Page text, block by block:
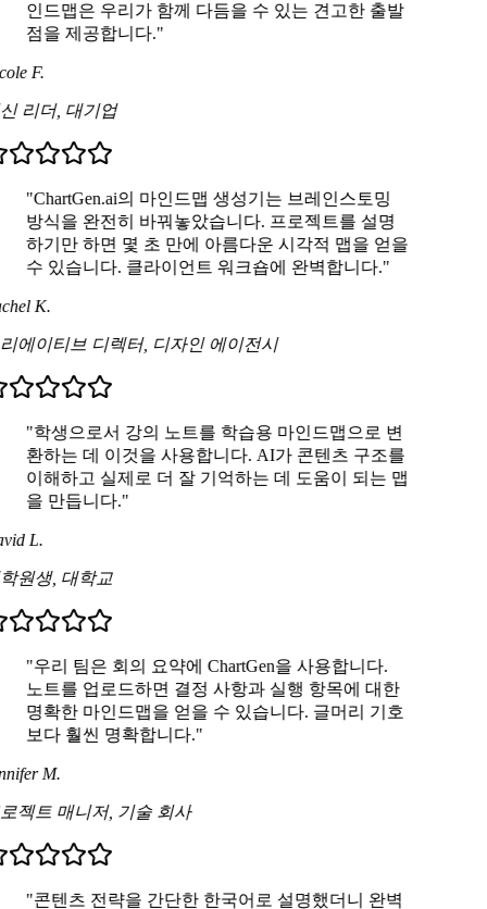
인드맵은 우리가 함께 다듬을 수 있는 견고한 출발
점을 제공합니다."
F.
리더, 대기업
"ChartGen.ai의 마인드맵 생성기는 브레인스토밍
방식을 완전히 바꿔놓았습니다. 프로젝트를 설명
하기만 하면 몇 초 만에 아름다운 시각적 맵을 얻을
수 있습니다. 클라이언트 워크숍에 완벽합니다."
K.
에이티브 디렉터, 디자인 에이전시
"학생으로서 강의 노트를 학습용 마인드맵으로 변
환하는 데 이것을 사용합니다. AI가 콘텐츠 구조를
이해하고 실제로 더 잘 기억하는 데 도움이 되는 맵
을 만듭니다."
L.
원생, 대학교
"우리 팀은 회의 요약에 ChartGen을 사용합니다.
노트를 업로드하면 결정 사항과 실행 항목에 대한
명확한 마인드맵을 얻을 수 있습니다. 글머리 기호
보다 훨씬 명확합니다."
M.
젝트 매니저, 기술 회사
"콘텐츠 전략을 간단한 한국어로 설명했더니 완벽